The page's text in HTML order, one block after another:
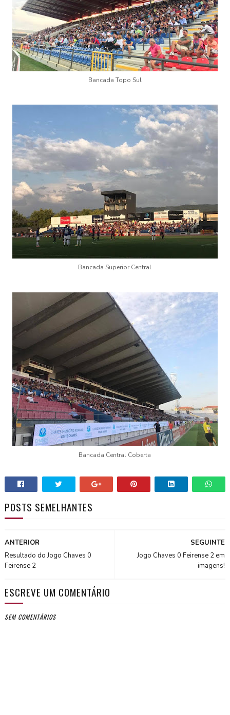
Bancada Topo Sul
Bancada Superior Central
Bancada Central Coberta
POSTS SEMELHANTES
SEGUINTE
Jogo Chaves 0 Feirense 2 em
imagens!
ANTERIOR
Resultado do Jogo Chaves 0
Feirense 2
ESCREVE UM COMENTÁRIO
SEM COMENTÁRIOS